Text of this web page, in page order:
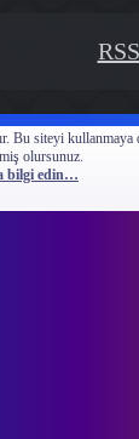
RSS
Bu siteyi kullanmaya
olursunuz.
bilgi edin…